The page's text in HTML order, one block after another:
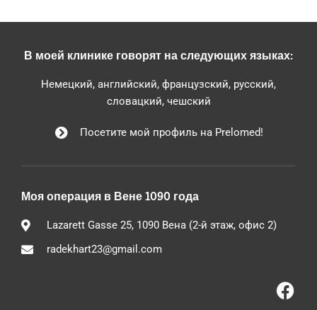
В моей клинике говорят на следующих языках:
Немецкий, английский, французский, русский,
словацкий, чешский
Посетите мой профиль на Prelomed!
Моя операция в Вене 1090 года
Lazarett Gasse 25, 1090 Вена (2-й этаж, офис 2)
radekhart23@gmail.com